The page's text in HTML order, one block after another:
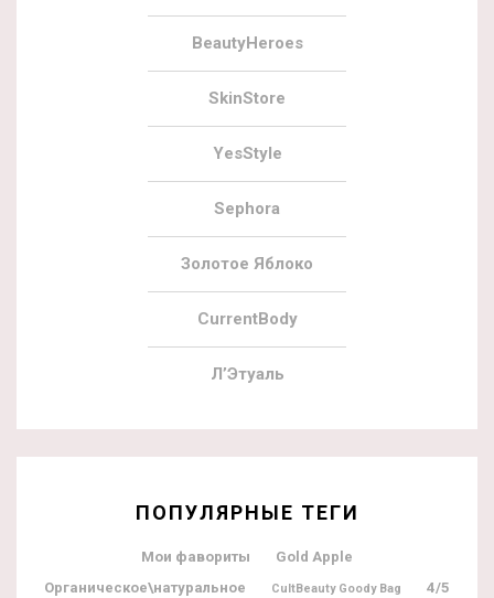
BeautyHeroes
SkinStore
YesStyle
Sephora
Золотое Яблоко
CurrentBody
Л’Этуаль
ПОПУЛЯРНЫЕ ТЕГИ
Мои фавориты
Gold Apple
Органическое\натуральное
CultBeauty Goody Bag 4/5